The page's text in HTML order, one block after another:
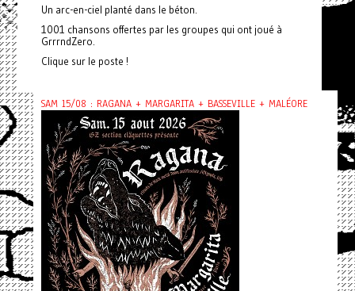
Un arc-en-ciel planté dans le béton.
1001 chansons offertes par les groupes qui ont joué à
GrrrndZero.
Clique sur le poste !
SAM 15/08 : RAGANA + MARGARITA + BASSEVILLE + MALÉORE